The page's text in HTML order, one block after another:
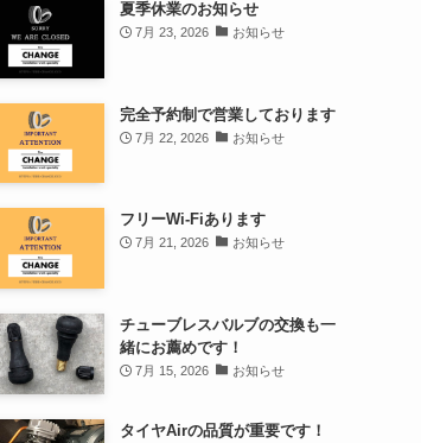
夏季休業のお知らせ
7月 23, 2026 お知らせ
完全予約制で営業しております
7月 22, 2026 お知らせ
フリーWi-Fiあります
7月 21, 2026 お知らせ
チューブレスバルブの交換も一
緒にお薦めです！
7月 15, 2026 お知らせ
タイヤAirの品質が重要です！